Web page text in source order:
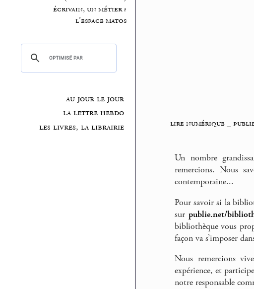
écrivain, un métier ?
l’espace matos
au jour le jour
la lettre hebdo
les livres, la librairie
lire numérique _
Un nombre
remercions. Nous
contemporaine...
Pour savoir si la
surpublie.net/
bibliothèque vous
façon va s’imposer
Nous remercions
expérience, et
notre responsable